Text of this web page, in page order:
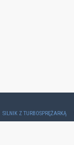
SILNIK Z TURBOSPRĘŻARKĄ